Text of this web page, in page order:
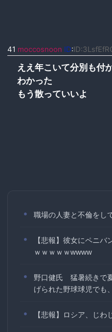
41 moccosnoon ID:
ええ年こいて分別も付
わかった
もう散っていいよ
職場の人妻と不倫をし
【悲報】彼女にペニバ
ｗｗｗｗｗwwww
野口健氏 猛暑続きで
げられた野球球児でも
【悲報】ロシア、じわ